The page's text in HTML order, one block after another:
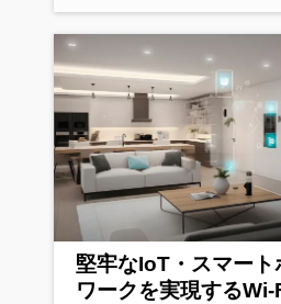
堅牢なIoT・スマート
ワークを実現するWi-